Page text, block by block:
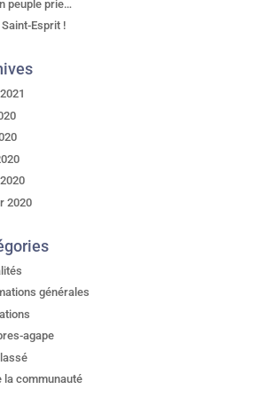
peuple prie…
Esprit !
2020
générales
agape
la communauté